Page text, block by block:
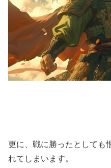
更に、戦に勝ったとしても
れてしまいます。